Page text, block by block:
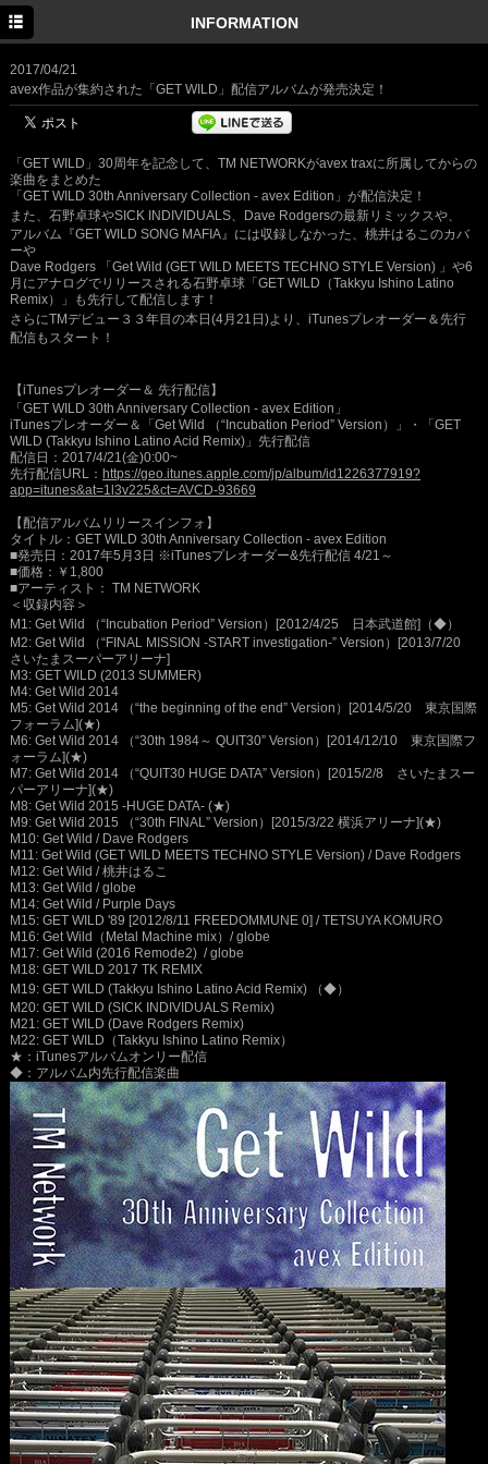
INFORMATION
2017/04/21
avex作品が集約された「GET WILD」配信アルバムが発売決定！
「GET WILD」30周年を記念して、TM NETWORKがavex traxに所属してからの
楽曲をまとめた
「GET WILD 30th Anniversary Collection - avex Edition」が配信決定！
また、石野卓球やSICK INDIVIDUALS、
Dave Rodgersの最新リミックスや、
アルバム『GET WILD SONG MAFIA』には収録しなかった、桃井はるこのカバ
ーや
Dave Rodgers 「Get Wild (GET WILD MEETS TECHNO STYLE Version) 」や6
月にアナログでリリースされる石野卓球「GET WILD（Takkyu Ishino Latino
Remix）」も先行して配信します！
さらにTMデビュー３３年目の本日(4月21日)より 、iTunesプレオーダー＆先行
配信もスタート！
【iTunesプレオーダー＆ 先行配信】
「GET WILD 30th Anniversary Collection - avex Edition」
iTunesプレオーダー＆「Get Wild （“Incubation Period” Version）」・「GET
WILD (Takkyu Ishino Latino Acid Remix)」先行配信
配信日：2017/4/21(金)0:00~
先行配信URL： https://geo.itunes.apple.com/jp/album/id1226377919?
app=itunes&at=1l3v225&ct=AVCD-93669
【配信アルバムリリースインフォ】
タイトル：GET WILD 30th Anniversary Collection - avex Edition
■発売日：2017年5月3日 ※iTunesプレオーダー&先行配信 4/21～
■価格：￥1,800
■アーティスト： TM NETWORK
＜収録内容＞
M1: Get Wild （“Incubation Period” Version）[2012/4/25 日本武道館]（◆）
M2: Get Wild （“FINAL MISSION -START investigation-” Version）[2013/7/20
さいたまスーパーアリーナ]
M3: GET WILD (2013 SUMMER)
M4: Get Wild 2014
M5: Get Wild 2014 （“the beginning of the end” Version）[2014/5/20 東京国際
フォーラム](★)
M6: Get Wild 2014 （“30th 1984～ QUIT30” Version）[2014/12/10 東京国際フ
ォーラム](★)
M7: Get Wild 2014 （“QUIT30 HUGE DATA” Version）[2015/2/8 さいたまスー
パーアリーナ](★)
M8: Get Wild 2015 -HUGE DATA- (★)
M9: Get Wild 2015 （“30th FINAL” Version）[2015/3/22 横浜アリーナ](★)
M10: Get Wild / Dave Rodgers
M11: Get Wild (GET WILD MEETS TECHNO STYLE Version) / Dave Rodgers
M12: Get Wild / 桃井はるこ
M13: Get Wild / globe
M14: Get Wild / Purple Days
M15: GET WILD '89 [2012/8/11 FREEDOMMUNE 0] / TETSUYA KOMURO
M16: Get Wild（Metal Machine mix）/ globe
M17: Get Wild (2016 Remode2) / globe
M18: GET WILD 2017 TK REMIX
M19: GET WILD (Takkyu Ishino Latino Acid Remix) （◆）
M20: GET WILD (SICK INDIVIDUALS Remix)
M21: GET WILD (Dave Rodgers Remix)
M22: GET WILD（Takkyu Ishino Latino Remix）
★：iTunesアルバムオンリー配信
◆：アルバム内先行配信楽曲
INFORMATION
SCHEDULE
DISCOGRAPHY
MOVIE
GOODS